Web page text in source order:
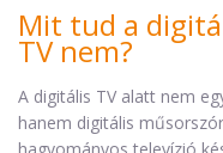
Mit tud a
TV nem?
A digitális TV alatt nem
hanem digitális